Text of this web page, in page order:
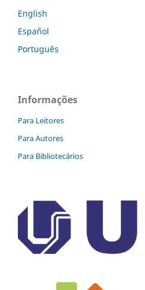
English
Español
Português
Informações
Para Leitores
Para Autores
Para Bibliotecários